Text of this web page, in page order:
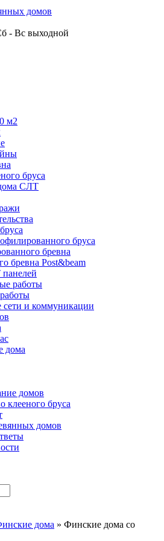
домов
- Вс выходной
м2
бруса
СЛТ
бруса
бревна
бревна Post&beam
работы
и коммуникации
дома
домов
клееного бруса
домов
дома » Финские дома со